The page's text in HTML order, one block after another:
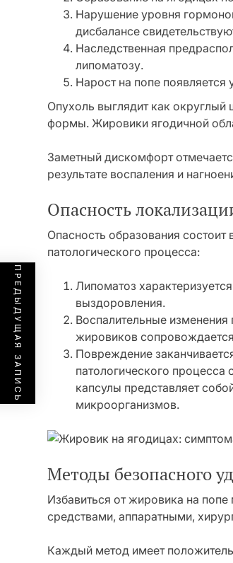
Нарушение уровня
дисбалансе
Наследственная
липоматозу.
Нарост на попе
Опухоль выглядит как
формы. Жировики ягодичной
Заметный дискомфорт
результате воспаления и
Опасность
Опасность образования состоит
патологического процесса:
Липоматоз
выздоровления.
Воспалительные
жировиков
Повреждение
патологического
капсулы представляет
микроорганизмов.
Методы безопасного
Избавиться от жировика на
средствами, аппаратными,
Каждый метод имеет
ПРЕДЫДУЩАЯ ЗАПИСЬ